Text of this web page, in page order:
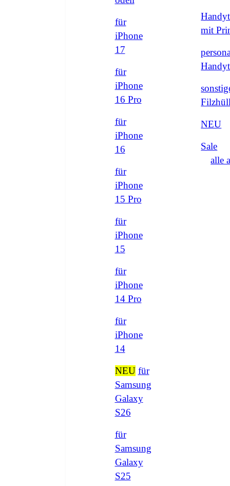
für
iPhone
17
für
iPhone
16 Pro
für
iPhone
16
für
iPhone
15 Pro
für
iPhone
15
für
iPhone
14 Pro
für
iPhone
14
NEU für
Samsung
Galaxy
S26
für
Samsung
Galaxy
S25
mit
NEU
Sale
alle